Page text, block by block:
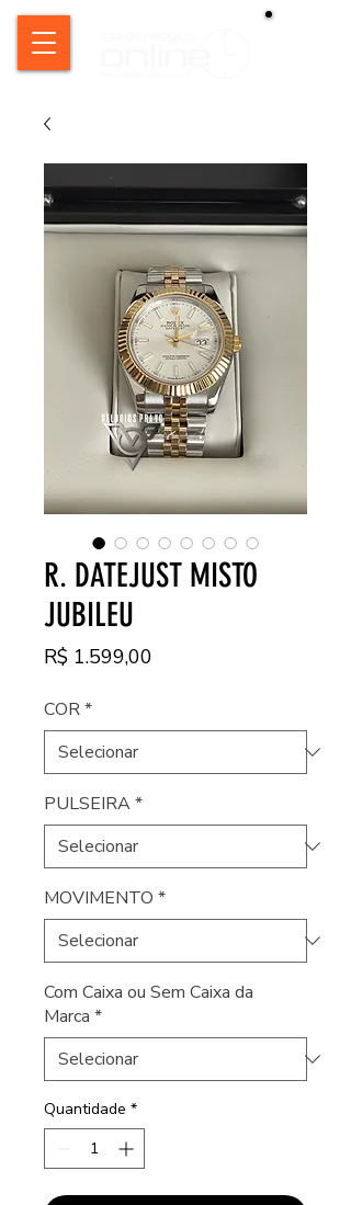
R. DATEJUST MISTO
JUBILEU
R$ 1.599,00
COR*
PULSEIRA*
MOVIMENTO *
Com Caixa ou Sem Caixa da
Marca *
Quantidade *